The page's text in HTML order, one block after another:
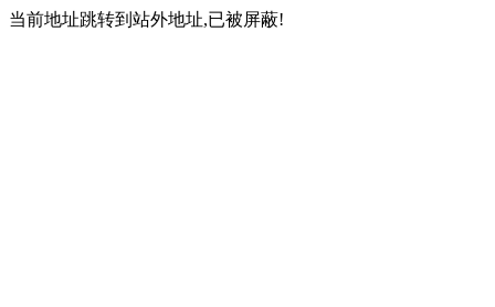
当前地址跳转到站外地址,已被屏蔽!